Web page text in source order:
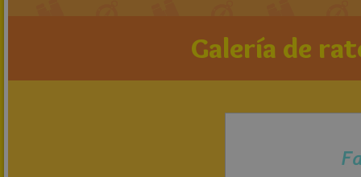
Galería de